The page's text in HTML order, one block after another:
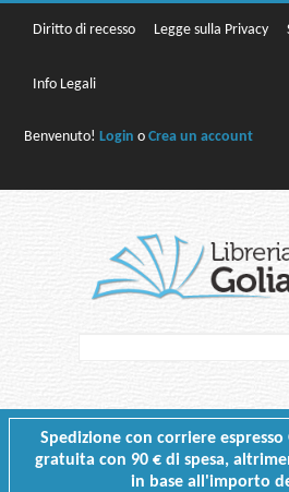
Diritto di recesso Legge sulla Privacy
Info Legali
Benvenuto!Login oCrea un account
Spedizione con corriere espresso
gratuita con 90 € di spesa,
in base all'importo